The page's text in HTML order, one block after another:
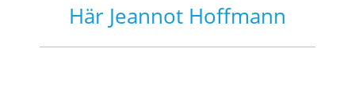
Här Jeannot Hoffmann